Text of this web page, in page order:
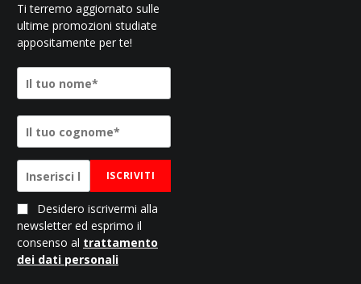
Ti terremo aggiornato sulle
ultime promozioni studiate
appositamente per te!
ISCRIVITI
Desidero iscrivermi alla
newsletter ed esprimo il
consenso al trattamento
dei dati personali